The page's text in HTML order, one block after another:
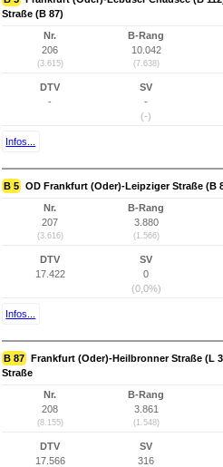
Straße (B 87)
Nr.
206
(3.615)
B-Rang
10.042
(7.638)
DTV
-
SV
-
(-)
Infos...
B 5 OD Frankfurt (Oder)-Leipziger Straße (B
Nr.
207
(3.616)
B-Rang
3.880
(1.566)
DTV
17.422
SV
0
(0,0%)
Infos...
B 87 Frankfurt (Oder)-Heilbronner Straße (L
Straße
Nr.
208
(8.155)
B-Rang
3.861
(1.548)
DTV
17.566
SV
316